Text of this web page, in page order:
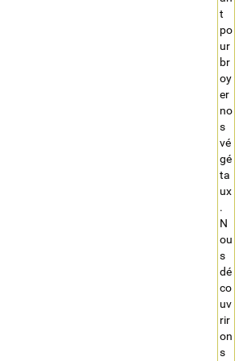
t
po
ur
br
oy
er
no
s
vé
gé
ta
ux
.
N
ou
s
dé
co
uv
rir
on
s